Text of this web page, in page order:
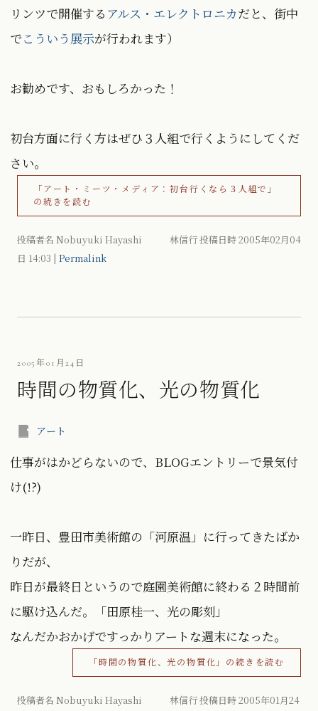
リンツで開催する アルス・エレクトロニカだと、街中
でこういう展示が行われます）
お勧めです、おもしろかった！
初台方面に行く方はぜひ３人組で行くようにしてくだ
さい。
「アート・ミーツ・メディア：初台行くなら３人組で」
の続きを読む
投稿者名 Nobuyuki Hayashi 林信行 投稿日時 2005年02月04
日 14:03 | Permalink
2005年01月24日
時間の物質化、光の物質化
アート
仕事がはかどらないので、BLOGエントリーで景気付
け(!?)
一昨日、豊田市美術館の「河原温」に行ってきたばか
りだが、
昨日が最終日というので庭園美術館に終わる２時間前
に駆け込んだ。「田原桂一、光の彫刻」
なんだかおかげですっかりアートな週末になった。
「時間の物質化、光の物質化」の続きを読む
投稿者名 Nobuyuki Hayashi 林信行 投稿日時 2005年01月24